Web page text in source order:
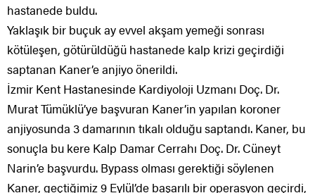
hastanede buldu.
Yaklaşık bir buçuk ay evvel akşam yemeği sonrası
kötüleşen, götürüldüğü hastanede kalp krizi geçirdiği
saptanan Kaner’e anjiyo önerildi.
İzmir Kent Hastanesinde Kardiyoloji Uzmanı Doç. Dr.
Murat Tümüklü’ye başvuran Kaner’in yapılan koroner
anjiyosunda 3 damarının tıkalı olduğu saptandı. Kaner, bu
sonuçla bu kere Kalp Damar Cerrahı Doç. Dr. Cüneyt
Narin’e başvurdu. Bypass olması gerektiği söylenen
Kaner, geçtiğimiz 9 Eylül’de başarılı bir operasyon geçirdi,